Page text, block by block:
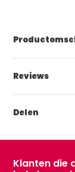
Reviews
Delen
Klanten die